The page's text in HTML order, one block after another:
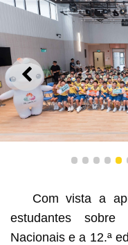
ANTERIOR
Escola Pui Tou
1 2 3 4 5
Com vista a
estudantes
Nacionais e a 12.ª